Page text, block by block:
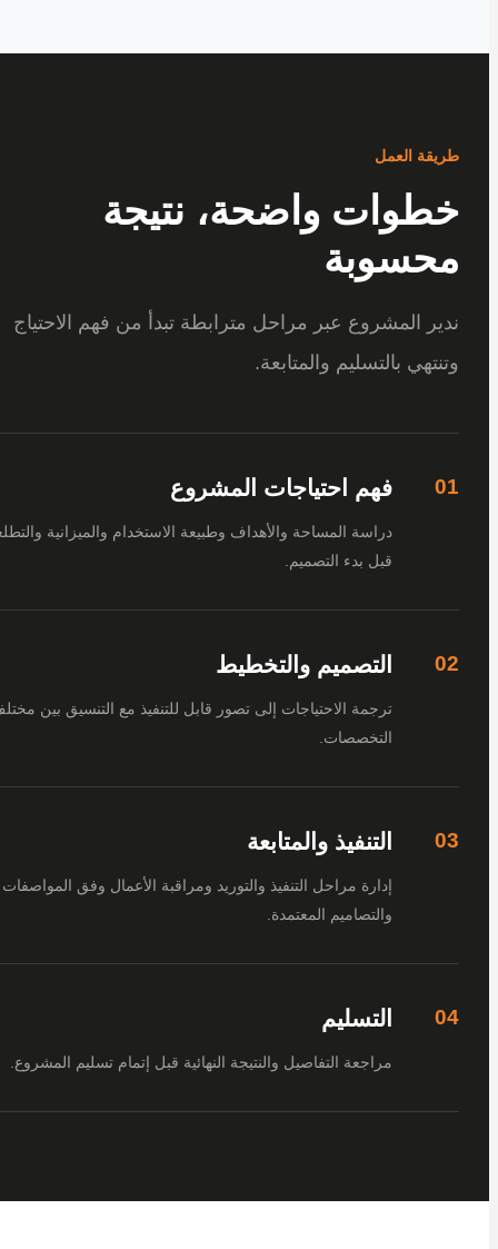
العمل
واضحة، نتيجة
المشروع عبر مراحل مترابطة تبدأ من فهم الاحتياج
بالتسليم والمتابعة.
فهم احتياجات المشروع
دراسة المساحة والأهداف وطبيعة الاستخدام والميزانية والتطلعات
قبل بدء التصميم.
التصميم والتخطيط
ترجمة الاحتياجات إلى تصور قابل للتنفيذ مع التنسيق بين مختلف
التخصصات.
التنفيذ والمتابعة
إدارة مراحل التنفيذ والتوريد ومراقبة الأعمال وفق المواصفات
والتصاميم المعتمدة.
التسليم
مراجعة التفاصيل والنتيجة النهائية قبل إتمام تسليم المشروع.